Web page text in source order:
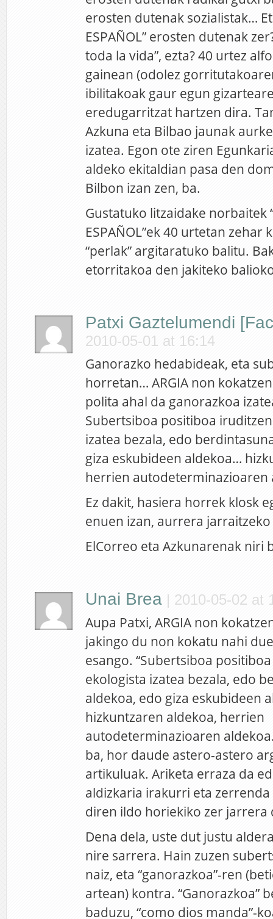
erosten dutenak sozialistak…
ESPAÑOL” erosten dutenak
toda la vida”, ezta? 40 urtez
gainean (odolez
ibilitakoak gaur egun
eredugarritzat hartzen dira.
Azkuna eta Bilbao jaunak
izatea. Egon ote ziren
aldeko ekitaldian pasa den
Bilbon izan zen, ba.
Gustatuko litzaidake norbaitek
ESPAÑOL”ek 40 urtetan zehar
“perlak” argitaratuko balitu.
etorritakoa den jakiteko
Patxi Gaztelumendi
2010-05-01 at 16:14
Ganorazko hedabideak, eta
horretan… ARGIA non
polita ahal da ganorazkoa
Subertsiboa positiboa
izatea bezala, edo
giza eskubideen aldekoa…
herrien autodeterminazioaren
Ez dakit, hasiera horrek klosk
enuen izan, aurrera
ElCorreo eta Azkunarenak niri
Unai Brea | 2010-05-02 at
Aupa Patxi, ARGIA non
jakingo du non kokatu nahi
esango. “Subertsiboa
ekologista izatea bezala, edo
aldekoa, edo giza eskubideen
hizkuntzaren aldekoa, herrien
autodeterminazioaren
ba, hor daude astero-astero
artikuluak. Ariketa erraza da
aldizkaria irakurri eta
diren ildo horiekiko zer jarrera
Dena dela, uste dut justu
nire sarrera. Hain zuzen
naiz, eta “ganorazkoa”-ren
artean) kontra. “Ganorazkoa”
baduzu, “como dios manda”-